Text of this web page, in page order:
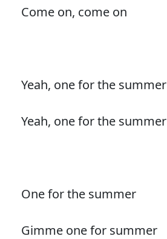
Come on, come on
Yeah, one for the summer
Yeah, one for the summer
One for the summer
Gimme one for summer